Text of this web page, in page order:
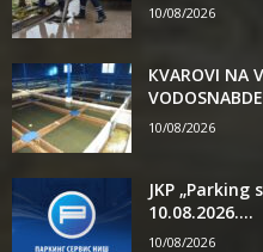
10/08/2026
КVAROVI NA
10/08/2026
JKP
10.08.2026....
10/08/2026